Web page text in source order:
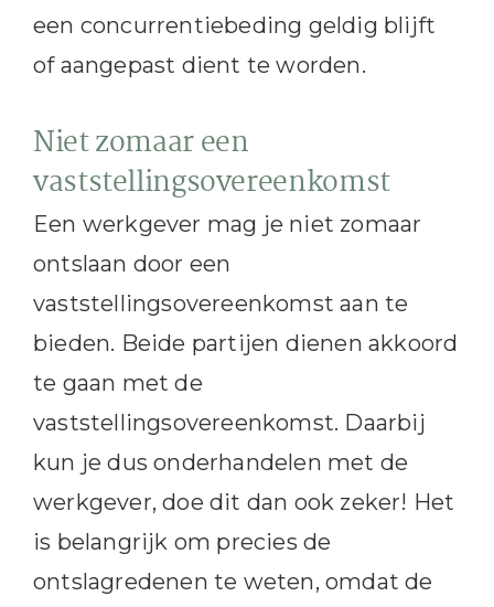
een concurrentiebeding geldig blijft
of aangepast dient te worden.
Niet zomaar een
vaststellingsovereenkomst
Een werkgever mag je niet zomaar
ontslaan door een
vaststellingsovereenkomst aan te
bieden. Beide partijen dienen akkoord
te gaan met de
vaststellingsovereenkomst. Daarbij
kun je dus onderhandelen met de
werkgever, doe dit dan ook zeker! Het
is belangrijk om precies de
ontslagredenen te weten, omdat de